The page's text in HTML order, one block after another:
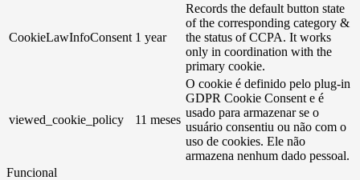
CookieLawInfoConsent 1 year
Records the default button state
of the corresponding category &
the status of CCPA. It works
only in coordination with the
primary cookie.
viewed_cookie_policy 11 meses
O cookie é definido pelo plug-in
GDPR Cookie Consent e é
usado para armazenar se o
usuário consentiu ou não com o
uso de cookies. Ele não
armazena nenhum dado pessoal.
Funcional